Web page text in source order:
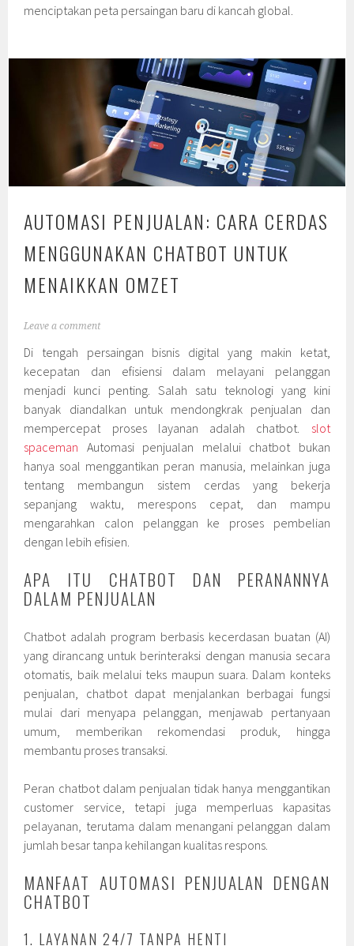
menciptakan peta persaingan baru di kancah global.
AUTOMASI PENJUALAN: CARA CERDAS
MENGGUNAKAN CHATBOT UNTUK
MENAIKKAN OMZET
Leave a comment
Di tengah persaingan bisnis digital yang makin ketat,
kecepatan dan efisiensi dalam melayani pelanggan
menjadi kunci penting. Salah satu teknologi yang kini
banyak diandalkan untuk mendongkrak penjualan dan
mempercepat proses layanan adalah chatbot. slot
spaceman Automasi penjualan melalui chatbot bukan
hanya soal menggantikan peran manusia, melainkan juga
tentang membangun sistem cerdas yang bekerja
sepanjang waktu, merespons cepat, dan mampu
mengarahkan calon pelanggan ke proses pembelian
dengan lebih efisien.
APA ITU CHATBOT DAN PERANANNYA
DALAM PENJUALAN
Chatbot adalah program berbasis kecerdasan buatan (AI)
yang dirancang untuk berinteraksi dengan manusia secara
otomatis, baik melalui teks maupun suara. Dalam konteks
penjualan, chatbot dapat menjalankan berbagai fungsi
mulai dari menyapa pelanggan, menjawab pertanyaan
umum, memberikan rekomendasi produk, hingga
membantu proses transaksi.
Peran chatbot dalam penjualan tidak hanya menggantikan
customer service, tetapi juga memperluas kapasitas
pelayanan, terutama dalam menangani pelanggan dalam
jumlah besar tanpa kehilangan kualitas respons.
MANFAAT AUTOMASI PENJUALAN DENGAN
CHATBOT
1. LAYANAN 24/7 TANPA HENTI